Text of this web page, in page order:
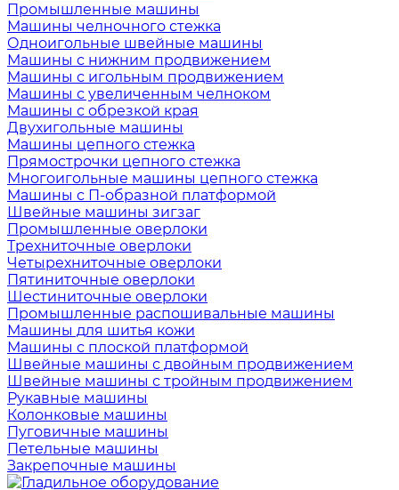
Промышленные машины
Машины челночного стежка
Одноигольные швейные машины
Машины с нижним продвижением
Машины с игольным продвижением
Машины с увеличенным челноком
Машины с обрезкой края
Двухигольные машины
Машины цепного стежка
Прямострочки цепного стежка
Многоигольные машины цепного стежка
Машины с П-образной платформой
Швейные машины зигзаг
Промышленные оверлоки
Трехниточные оверлоки
Четырехниточные оверлоки
Пятиниточные оверлоки
Шестиниточные оверлоки
Промышленные распошивальные машины
Машины для шитья кожи
Машины с плоской платформой
Швейные машины с двойным продвижением
Швейные машины с тройным продвижением
Рукавные машины
Колонковые машины
Пуговичные машины
Петельные машины
Закрепочные машины